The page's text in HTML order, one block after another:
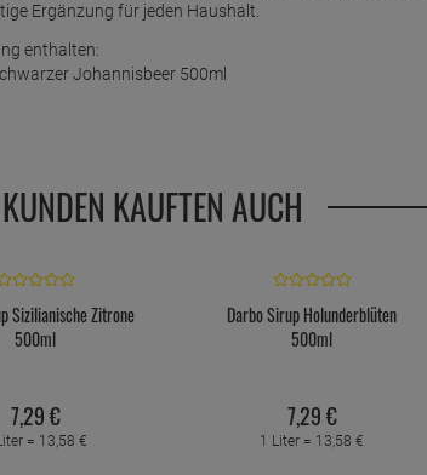
Ergänzung für jeden Haushalt.
enthalten:
Johannisbeer 500ml
KAUFTEN AUCH
Sizilianische Zitrone
500ml
7,29€
= 13,58 €
Darbo Sirup Holunderblüten
500ml
7,29€
1 Liter = 13,58 €